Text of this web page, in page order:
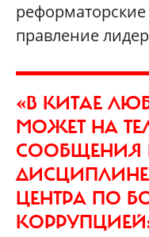
правление
«В КИТАЕ
МОЖЕТ НА
СООБЩЕНИЯ
ЦЕНТРА ПО